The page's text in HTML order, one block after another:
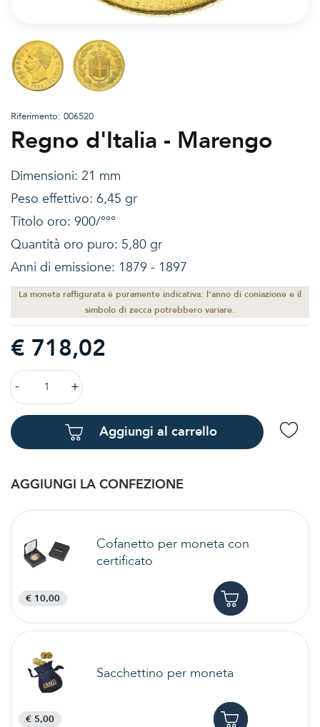
Riferimento: 006520
Regno d'Italia - Marengo
Dimensioni: 21 mm
Peso effettivo: 6,45 gr
Titolo oro: 900/°°°
Quantità oro puro: 5,80 gr
Anni di emissione: 1879 - 1897
La moneta raffigurata è puramente indicativa: l'anno di coniazione e il
simbolo di zecca potrebbero variare.
€ 718,02
Aggiungi al carrello
AGGIUNGI LA CONFEZIONE
Cofanetto per moneta con
certificato
€ 10,00
Sacchettino per moneta
€ 5,00